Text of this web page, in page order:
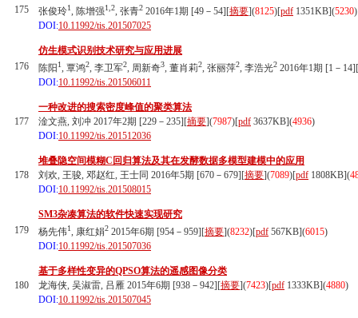
175
张俊玲1, 陈增强1,2, 张青2 2016年1期 [49－54][摘要](8125)[pdf 1351KB](5230)
DOI:10.11992/tis.201507025
176
仿生模式识别技术研究与应用进展
陈阳 1, 覃鸿2, 李卫军2, 周新奇3, 董肖莉2, 张丽萍2, 李浩光2 2016年1期 [1－14][
DOI:10.11992/tis.201506011
177
一种改进的搜索密度峰值的聚类算法
淦文燕, 刘冲 2017年2期 [229－235][摘要](7987)[pdf 3637KB](4936)
DOI:10.11992/tis.201512036
178
堆叠隐空间模糊C回归算法及其在发酵数据多模型建模中的应用
刘欢, 王骏, 邓赵红, 王士同 2016年5期 [670－679][摘要](7089)[pdf 1808KB](
DOI:10.11992/tis.201508015
179
SM3杂凑算法的软件快速实现研究
杨先伟1, 康红娟2 2015年6期 [954－959][摘要](8232)[pdf 567KB](6015)
DOI:10.11992/tis.201507036
180
基于多样性变异的QPSO算法的遥感图像分类
龙海侠, 吴淑雷, 吕雁 2015年6期 [938－942][摘要](7423)[pdf 1333KB](4880)
DOI:10.11992/tis.201507045